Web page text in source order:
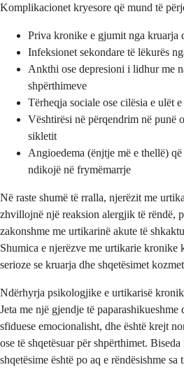
Komplikacionet kryesore që mund të
Priva kronike e gjumit nga kruarja
Infeksionet sekondare të lëkurës
Ankthi ose depresioni i lidhur me
shpërthimeve
Tërheqja sociale ose cilësia e ulët e
Vështirësi në përqendrim në punë
sikletit
Angioedema (ënjtje më e thellë)
ndikojë në frymëmarrje
Në raste shumë të rralla, njerëzit me
zhvillojnë një reaksion alergjik të rëndë,
zakonshme me urtikarinë akute të
Shumica e njerëzve me urtikarie kronike
serioze se kruarja dhe shqetësimet
Ndërhyrja psikologjike e urtikarisë
Jeta me një gjendje të
sfiduese emocionalisht, dhe është krejt
ose të shqetësuar për shpërthimet.
shqetësime është po aq e rëndësishme